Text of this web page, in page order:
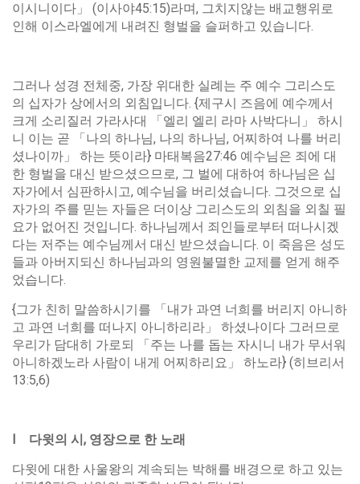
이시니이다」 (이사야45:15)라며, 그치지않는 배교행위로
인해 이스라엘에게 내려진 형벌을 슬퍼하고 있습니다.
그러나 성경 전체중, 가장 위대한 실례는 주 예수 그리스도
의 십자가 상에서의 외침입니다. {제구시 즈음에 예수께서
크게 소리질러 가라사대 「엘리 엘리 라마 사박다니」 하시
니 이는 곧 「나의 하나님, 나의 하나님, 어찌하여 나를 버리
셨나이까」 하는 뜻이라} 마태복음27:46 예수님은 죄에 대
한 형벌을 대신 받으셨으므로, 그 벌에 대하여 하나님은 십
자가에서 심판하시고, 예수님을 버리셨습니다. 그것으로 십
자가의 주를 믿는 자들은 더이상 그리스도의 외침을 외칠 필
요가 없어진 것입니다. 하나님께서 죄인들로부터 떠나시겠
다는 저주는 예수님께서 대신 받으셨습니다. 이 죽음은 성도
들과 아버지되신 하나님과의 영원불멸한 교제를 얻게 해주
었습니다.
{그가 친히 말씀하시기를 「내가 과연 너희를 버리지 아니하
고 과연 너희를 떠나지 아니하리라」 하셨나이다 그러므로
우리가 담대히 가로되 「주는 나를 돕는 자시니 내가 무서워
아니하겠노라 사람이 내게 어찌하리요」 하노라} (히브리서
13:5,6)
Ⅰ 다윗의 시, 영장으로 한 노래
다윗에 대한 사울왕의 계속되는 박해를 배경으로 하고 있는